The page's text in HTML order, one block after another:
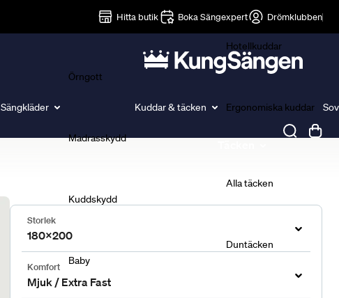
Hitta butik Boka Sängexpert Drömklubben
Sängkläder
Örngott
Madrasskydd
Kuddskydd
Baby
Kuddar & täcken
Hotellkuddar
Ergonomiska kuddar
Alla täcken
Duntäcken
Storlek
180x200
Komfort
Mjuk / Extra Fast